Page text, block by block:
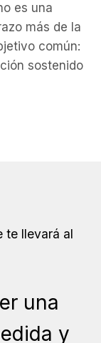
es una
más de la
común:
sostenido
te llevará al
una
y